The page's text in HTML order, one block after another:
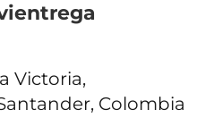
Victoria,
Colombia